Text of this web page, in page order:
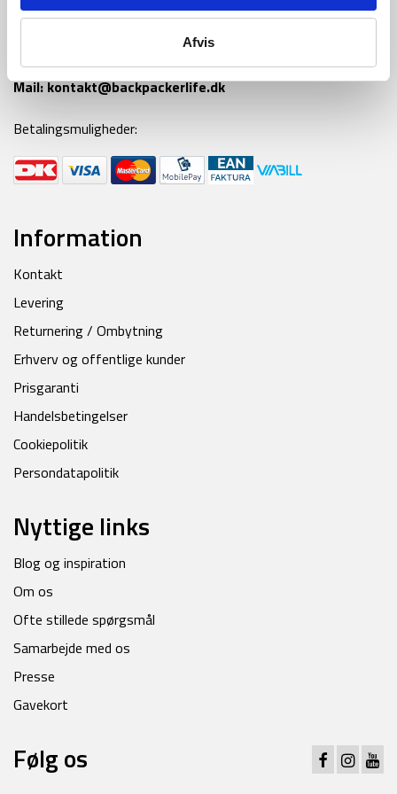
Afvis
Mail:kontakt@backpackerlife.dk
Betalingsmuligheder:
Information
Kontakt
Levering
Returnering / Ombytning
Erhverv og offentlige kunder
Prisgaranti
Handelsbetingelser
Cookiepolitik
Persondatapolitik
Nyttige links
Blog og inspiration
Om os
Ofte stillede spørgsmål
Samarbejde med os
Presse
Gavekort
Følg os